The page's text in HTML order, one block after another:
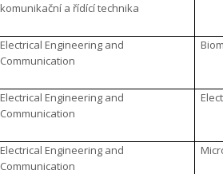
komunikační a řídící technika
Electrical Engineering and
Communication
Electrical Engineering and
Communication
Electrical Engineering and
Communication